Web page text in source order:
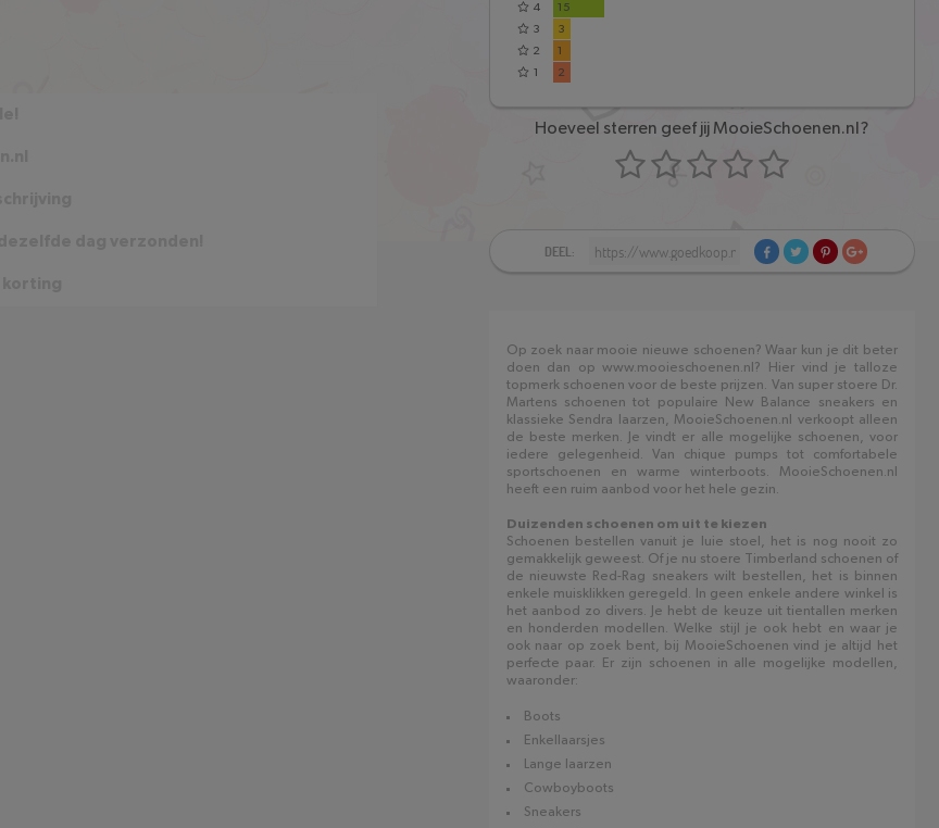
4
15
3
3
2
1
1
2
Hoeveel sterren geef jij MooieSchoenen.nl?
DEEL:
Op zoek naar mooie nieuwe schoenen? Waar kun je dit beter
doen dan op www.mooieschoenen.nl? Hier vind je talloze
topmerk schoenen voor de beste prijzen. Van super stoere Dr.
Martens schoenen tot populaire New Balance sneakers en
klassieke Sendra laarzen, MooieSchoenen.nl verkoopt alleen
de beste merken. Je vindt er alle mogelijke schoenen, voor
iedere gelegenheid. Van chique pumps tot comfortabele
sportschoenen en warme winterboots. MooieSchoenen.nl
heeft een ruim aanbod voor het hele gezin.
Duizenden schoenen om uit te kiezen
Schoenen bestellen vanuit je luie stoel, het is nog nooit zo
gemakkelijk geweest. Of je nu stoere Timberland schoenen of
de nieuwste Red-Rag sneakers wilt bestellen, het is binnen
enkele muisklikken geregeld. In geen enkele andere winkel is
het aanbod zo divers. Je hebt de keuze uit tientallen merken
en honderden modellen. Welke stijl je ook hebt en waar je
ook naar op zoek bent, bij MooieSchoenen vind je altijd het
perfecte paar. Er zijn schoenen in alle mogelijke modellen,
waaronder:
Boots
Enkellaarsjes
Lange laarzen
Cowboyboots
Sneakers